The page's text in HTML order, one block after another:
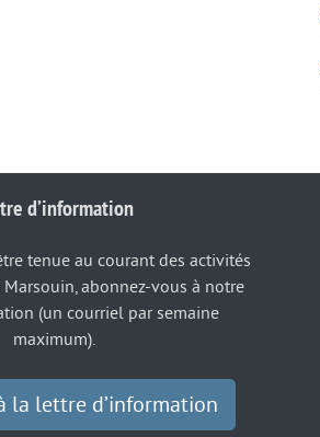
d’information
tenue au courant des activités
abonnez-vous à notre
(un courriel par semaine
maximum).
la lettre d’information